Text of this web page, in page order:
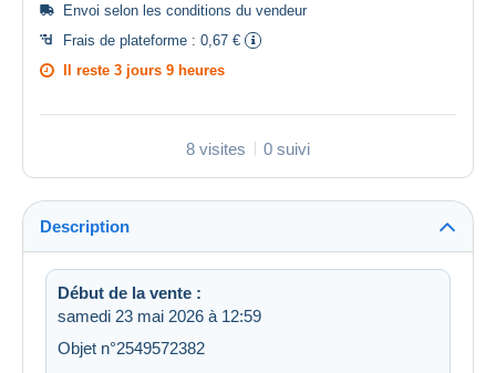
Envoi selon les conditions du vendeur
Frais de plateforme : 0,67 €
Il reste 3 jours 9 heures
8 visites 0 suivi
Description
Début de la vente :
samedi 23 mai 2026 à 12:59
Objet n°2549572382